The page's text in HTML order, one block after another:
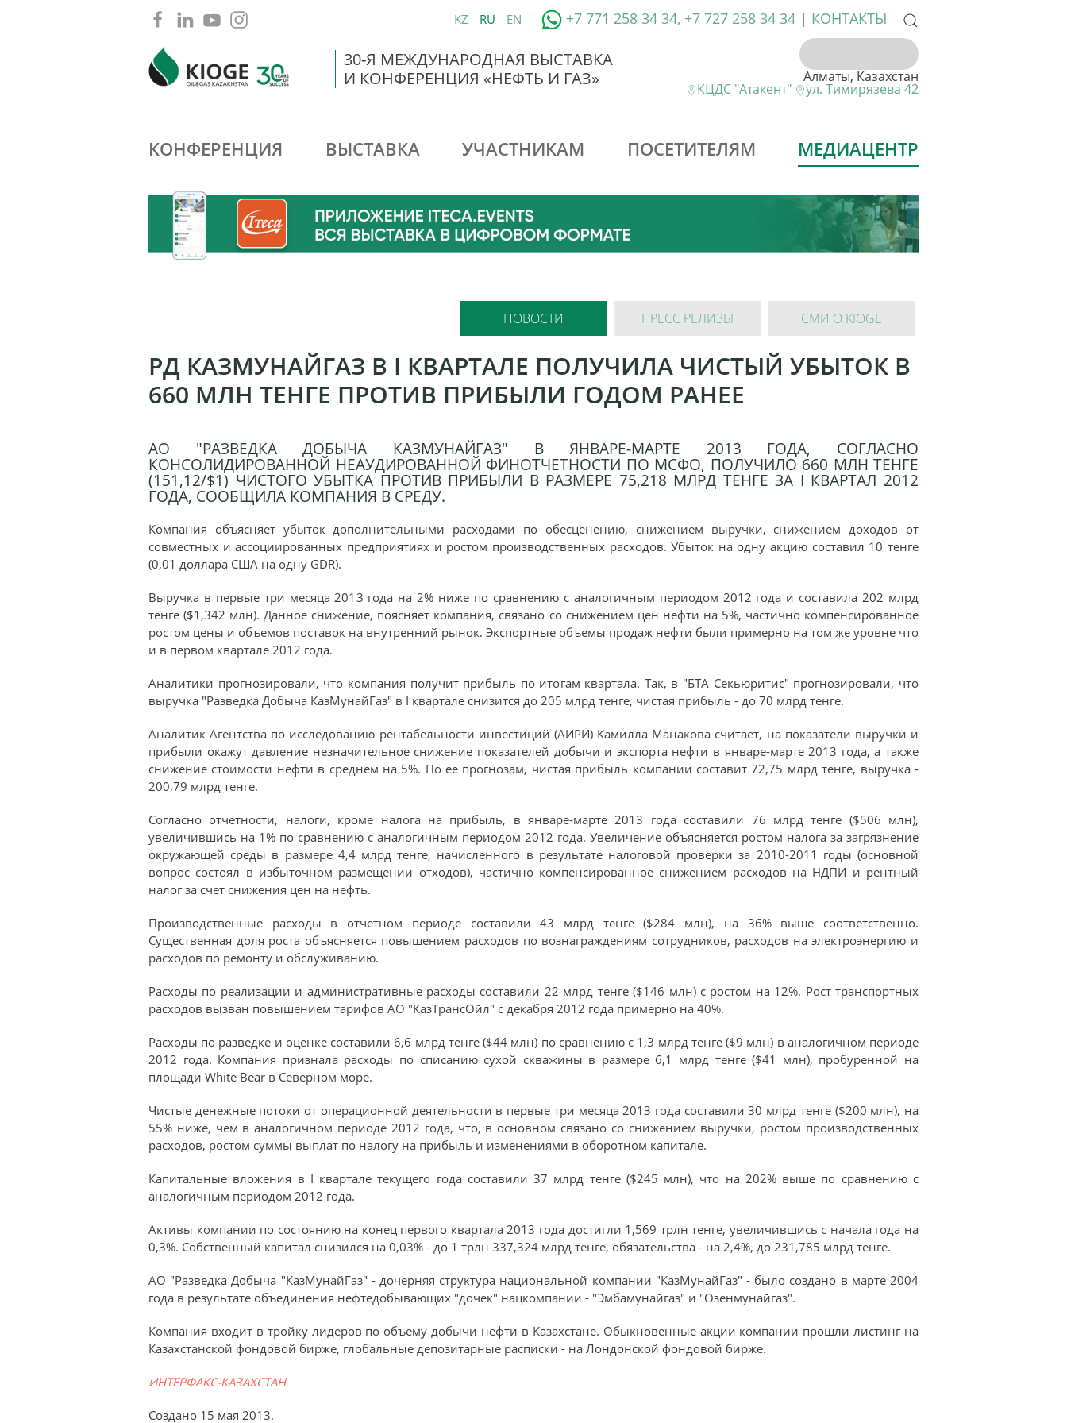
KZ RU EN +7 771 258 34 34, +7 727 258 34 34 | КОНТАКТЫ
30-Я МЕЖДУНАРОДНАЯ ВЫСТАВКА
И КОНФЕРЕНЦИЯ «НЕФТЬ И ГАЗ»
Алматы, Казахстан
КЦДС "Атакент" ул. Тимирязева 42
КОНФЕРЕНЦИЯ ВЫСТАВКА УЧАСТНИКАМ ПОСЕТИТЕЛЯМ МЕДИАЦЕНТР
НОВОСТИ ПРЕСС РЕЛИЗЫ СМИ О KIOGE
РД КАЗМУНАЙГАЗ В I КВАРТАЛЕ ПОЛУЧИЛА ЧИСТЫЙ УБЫТОК В
660 МЛН ТЕНГЕ ПРОТИВ ПРИБЫЛИ ГОДОМ РАНЕЕ
АО "РАЗВЕДКА ДОБЫЧА КАЗМУНАЙГАЗ" В ЯНВАРЕ-МАРТЕ 2013 ГОДА, СОГЛАСНО
КОНСОЛИДИРОВАННОЙ НЕАУДИРОВАННОЙ ФИНОТЧЕТНОСТИ ПО МСФО, ПОЛУЧИЛО 660 МЛН ТЕНГЕ
(151,12/$1) ЧИСТОГО УБЫТКА ПРОТИВ ПРИБЫЛИ В РАЗМЕРЕ 75,218 МЛРД ТЕНГЕ ЗА I КВАРТАЛ 2012
ГОДА, СООБЩИЛА КОМПАНИЯ В СРЕДУ.
Компания объясняет убыток дополнительными расходами по обесценению, снижением выручки, снижением доходов от
совместных и ассоциированных предприятиях и ростом производственных расходов. Убыток на одну акцию составил 10 тенге
(0,01 доллара США на одну GDR).
Выручка в первые три месяца 2013 года на 2% ниже по сравнению с аналогичным периодом 2012 года и составила 202 млрд
тенге ($1,342 млн). Данное снижение, поясняет компания, связано со снижением цен нефти на 5%, частично компенсированное
ростом цены и объемов поставок на внутренний рынок. Экспортные объемы продаж нефти были примерно на том же уровне что
и в первом квартале 2012 года.
Аналитики прогнозировали, что компания получит прибыль по итогам квартала. Так, в "БТА Секьюритис" прогнозировали, что
выручка "Разведка Добыча КазМунайГаз" в I квартале снизится до 205 млрд тенге, чистая прибыль - до 70 млрд тенге.
Аналитик Агентства по исследованию рентабельности инвестиций (АИРИ) Камилла Манакова считает, на показатели выручки и
прибыли окажут давление незначительное снижение показателей добычи и экспорта нефти в январе-марте 2013 года, а также
снижение стоимости нефти в среднем на 5%. По ее прогнозам, чистая прибыль компании составит 72,75 млрд тенге, выручка -
200,79 млрд тенге.
Согласно отчетности, налоги, кроме налога на прибыль, в январе-марте 2013 года составили 76 млрд тенге ($506 млн),
увеличившись на 1% по сравнению с аналогичным периодом 2012 года. Увеличение объясняется ростом налога за загрязнение
окружающей среды в размере 4,4 млрд тенге, начисленного в результате налоговой проверки за 2010-2011 годы (основной
вопрос состоял в избыточном размещении отходов), частично компенсированное снижением расходов на НДПИ и рентный
налог за счет снижения цен на нефть.
Производственные расходы в отчетном периоде составили 43 млрд тенге ($284 млн), на 36% выше соответственно.
Существенная доля роста объясняется повышением расходов по вознаграждениям сотрудников, расходов на электроэнергию и
расходов по ремонту и обслуживанию.
Расходы по реализации и административные расходы составили 22 млрд тенге ($146 млн) с ростом на 12%. Рост транспортных
расходов вызван повышением тарифов АО "КазТрансОйл" с декабря 2012 года примерно на 40%.
Расходы по разведке и оценке составили 6,6 млрд тенге ($44 млн) по сравнению с 1,3 млрд тенге ($9 млн) в аналогичном периоде
2012 года. Компания признала расходы по списанию сухой скважины в размере 6,1 млрд тенге ($41 млн), пробуренной на
площади White Bear в Северном море.
Чистые денежные потоки от операционной деятельности в первые три месяца 2013 года составили 30 млрд тенге ($200 млн), на
55% ниже, чем в аналогичном периоде 2012 года, что, в основном связано со снижением выручки, ростом производственных
расходов, ростом суммы выплат по налогу на прибыль и изменениями в оборотном капитале.
Капитальные вложения в I квартале текущего года составили 37 млрд тенге ($245 млн), что на 202% выше по сравнению с
аналогичным периодом 2012 года.
Активы компании по состоянию на конец первого квартала 2013 года достигли 1,569 трлн тенге, увеличившись с начала года на
0,3%. Собственный капитал снизился на 0,03% - до 1 трлн 337,324 млрд тенге, обязательства - на 2,4%, до 231,785 млрд тенге.
АО "Разведка Добыча "КазМунайГаз" - дочерняя структура национальной компании "КазМунайГаз" - было создано в марте 2004
года в результате объединения нефтедобывающих "дочек" нацкомпании - "Эмбамунайгаз" и "Озенмунайгаз".
Компания входит в тройку лидеров по объему добычи нефти в Казахстане. Обыкновенные акции компании прошли листинг на
Казахстанской фондовой бирже, глобальные депозитарные расписки - на Лондонской фондовой бирже.
ИНТЕРФАКС-КАЗАХСТАН
Создано 15 мая 2013.